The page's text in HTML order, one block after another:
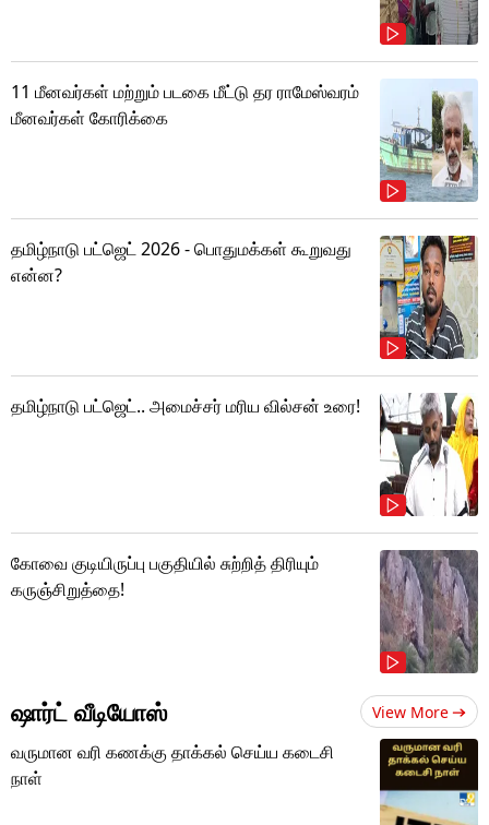
11 மீனவர்கள் மற்றும் படகை மீட்டு தர ராமேஸ்வரம்
மீனவர்கள் கோரிக்கை
தமிழ்நாடு பட்ஜெட் 2026 - பொதுமக்கள் கூறுவது
என்ன?
தமிழ்நாடு பட்ஜெட்.. அமைச்சர் மரிய வில்சன் உரை!
கோவை குடியிருப்பு பகுதியில் சுற்றித் திரியும்
கருஞ்சிறுத்தை!
ஷார்ட் வீடியோஸ் View More
வருமான வரி கணக்கு தாக்கல் செய்ய கடைசி
நாள்